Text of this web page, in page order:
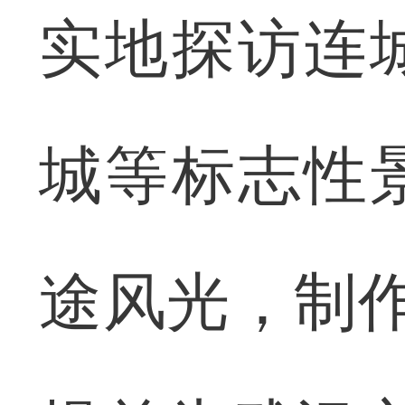
实地探访连
城等标志性
途风光，制